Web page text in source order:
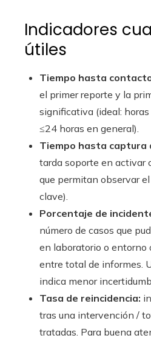
Indicadores
útiles
Tiempo hasta
el primer reporte y la
significativa (ideal:
≤24 horas en general).
Tiempo hasta captura
tarda soporte en activar
que permitan observar
clave).
Porcentaje de
número de casos que
en laboratorio o entorno
entre total de informes.
indica menor
Tasa de reincidencia:
tras una intervención /
tratadas. Para buena